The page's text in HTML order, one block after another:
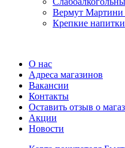
Вермут Мартини
Крепкие напитки
О нас
Адреса магазинов
Вакансии
Контакты
Оставить отзыв о
Акции
Новости